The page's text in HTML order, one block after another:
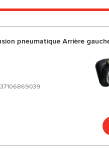
pneumatique Arrière